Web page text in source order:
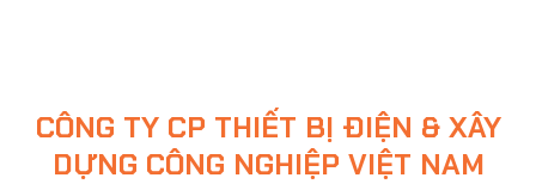
CÔNG TY CP THIẾT BỊ ĐIỆN & XÂY
DỰNG CÔNG NGHIỆP VIỆT NAM